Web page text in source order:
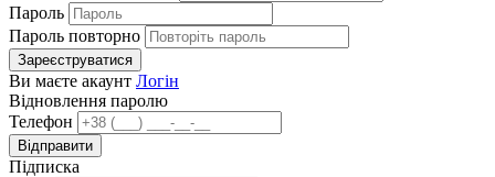
Пароль
Пароль повторно
Зареєструватися
Ви маєте акаунт Логін
Відновлення паролю
Телефон
Відправити
Підписка